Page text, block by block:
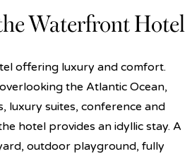
Waterfront Hotel
offering luxury and comfort.
the Atlantic Ocean,
luxury suites, conference and
hotel provides an idyllic stay. A
outdoor playground, fully